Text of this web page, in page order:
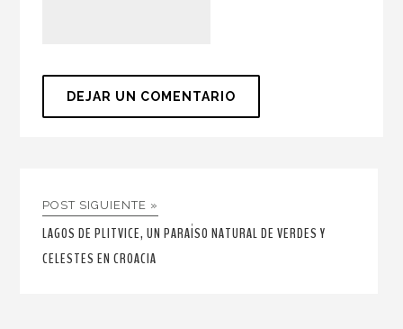
POST SIGUIENTE »
LAGOS DE PLITVICE, UN PARAÍSO NATURAL DE VERDES Y
CELESTES EN CROACIA